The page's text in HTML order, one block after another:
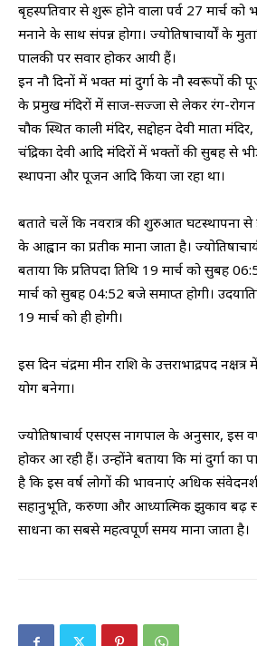
बृहस्पतिवार से शुरू होने वाला पर्व 27 मार्च को
मनाने के साथ संपन्न होगा। ज्योतिषाचार्यों के
पालकी पर सवार होकर आयी हैं।
इन नौ दिनों में भक्त मां दुर्गा के नौ स्वरूपों की
के प्रमुख मंदिरों में साज-सज्जा से लेकर रंग-रोगन
चौक स्थित काली मंदिर, सद्दोहन देवी माता
चंद्रिका देवी आदि मंदिरों में भक्तों की सुबह से
स्थापना और पूजन आदि किया जा रहा था।
बताते चलें कि नवरात्र की शुरुआत घटस्थापना से
के आह्वान का प्रतीक माना जाता है।
बताया कि प्रतिपदा तिथि 19 मार्च को सुबह
मार्च को सुबह 04:52 बजे समाप्त होगी।
19 मार्च को ही होगी।
इस दिन चंद्रमा मीन राशि के उत्तराभाद्रपद नक्षत्र
योग बनेगा।
ज्योतिषाचार्य एसएस नागपाल के अनुसार, इस
होकर आ रही हैं। उन्होंने बताया कि मां दुर्गा का
है कि इस वर्ष लोगों की भावनाएं अधिक
सहानुभूति, करुणा और आध्यात्मिक झुकाव बढ़
साधना का सबसे महत्वपूर्ण समय माना जाता है।